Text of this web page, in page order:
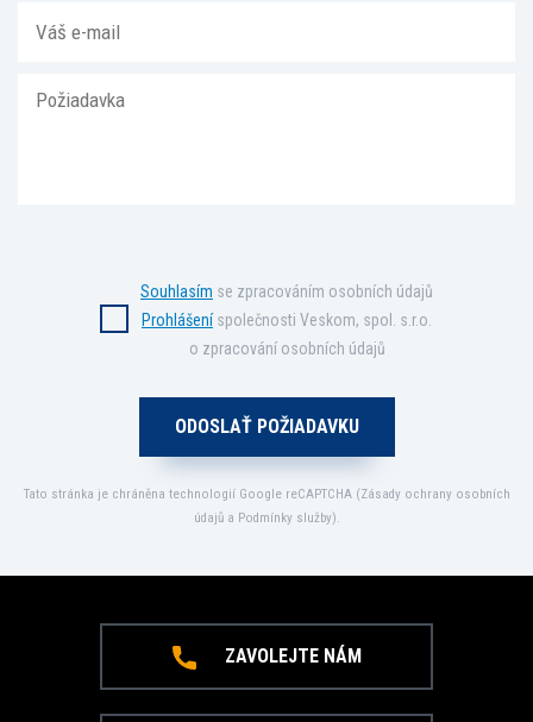
Souhlasím se zpracováním osobních údajů
Prohlášeníspolečnosti Veskom, spol. s.r.o.
o zpracování osobních údajů
Tato stránka je chráněna technologií Google reCAPTCHA (Zásady ochrany osobních
údajůa Podmínky služby).
ZAVOLEJTE NÁM